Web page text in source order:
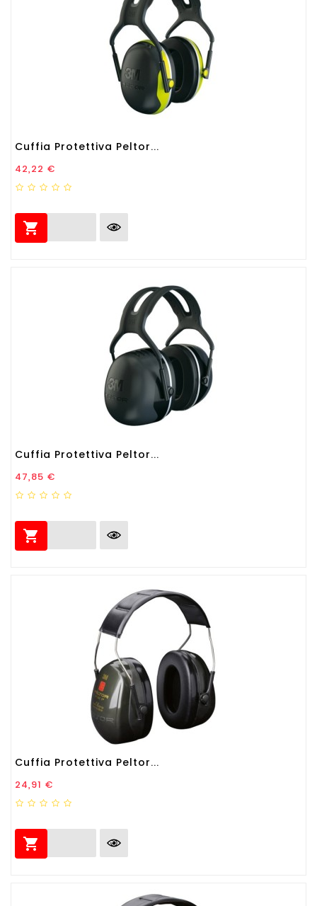
Cuffia Protettiva Peltor...
Prezzo
42,22 €

Cuffia Protettiva Peltor...
Prezzo
47,85 €

Cuffia Protettiva Peltor...
Prezzo
24,91 €
